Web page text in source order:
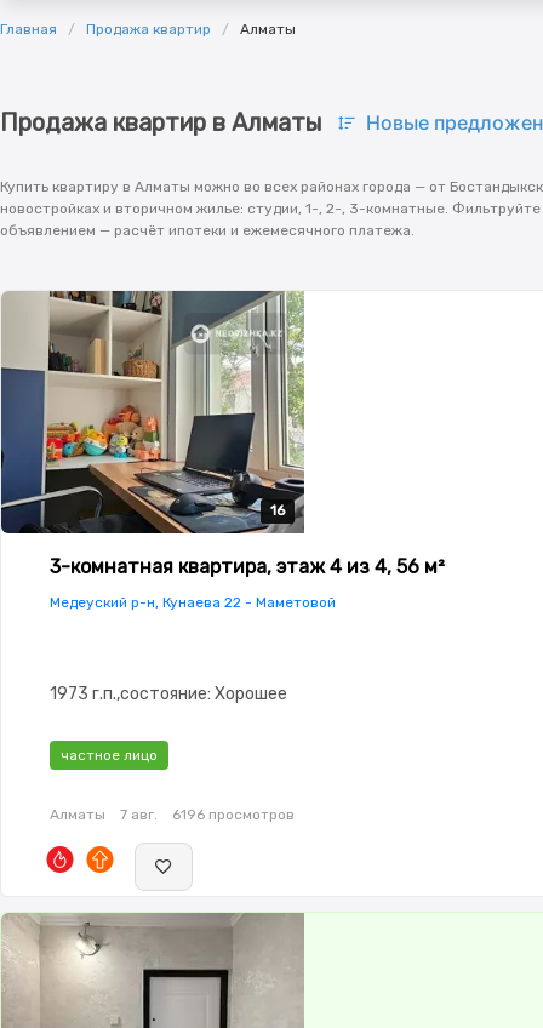
Главная Продажа квартир Алматы
Продажа квартир в Алматы Новые
Купить квартиру в Алматы можно во всех районах города — от
новостройках и вторичном жилье: студии, 1-, 2-, 3-комнатные.
объявлением — расчёт ипотеки и ежемесячного платежа.
16
16
16
16
16
3-комнатная квартира, этаж 4 из 4, 56 м²
Медеуский р-н, Кунаева 22 - Маметовой
1973 г.п.,состояние: Хорошее
частное лицо
Алматы 7 авг. 6196 просмотров